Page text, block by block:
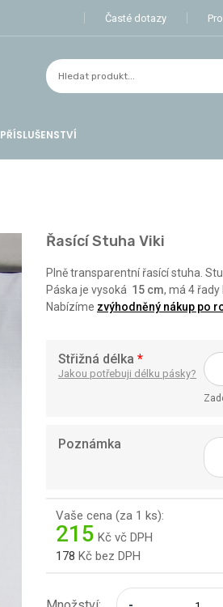
Časté dotazy
PŘÍSLUŠENSTVÍ
Řasící Stuha Viki
Plně transparentní řasící stuha.
Páska je vysoká 15 cm, má 4 řady
Nabízíme zvýhodněný nákup po
Střižná délka *
Jakou potřebuji délku pásky?
Poznámka
Vaše cena (za 1 ks):
215 Kč vč DPH
178 Kč bez DPH